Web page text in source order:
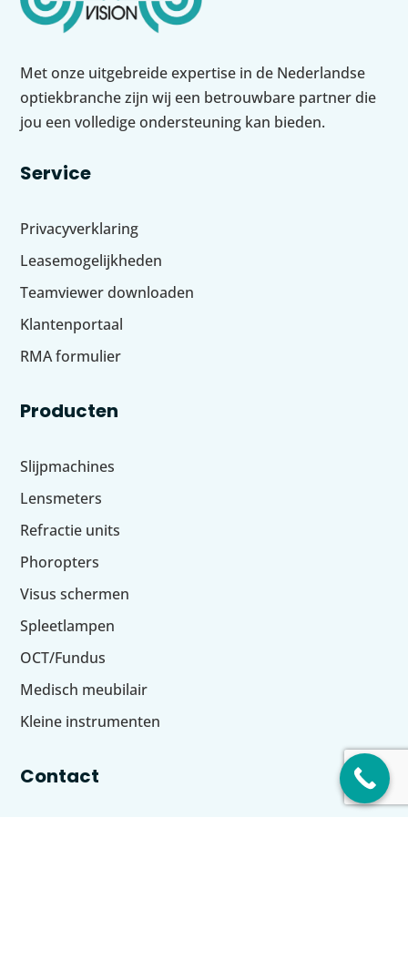
Met onze uitgebreide expertise in de Nederlandse
optiekbranche zijn wij een betrouwbare partner die
jou een volledige ondersteuning kan bieden.
Service
Privacyverklaring
Leasemogelijkheden
Teamviewer downloaden
Klantenportaal
RMA formulier
Producten
Slijpmachines
Lensmeters
Refractie units
Phoropters
Visus schermen
Spleetlampen
OCT/Fundus
Medisch meubilair
Kleine instrumenten
Contact